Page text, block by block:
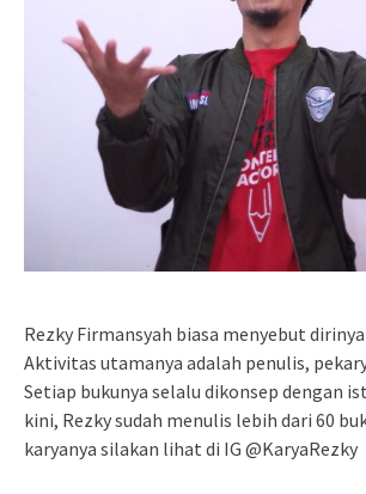
Rezky Firmansyah biasa menyebut
Aktivitas utamanya adalah penulis,
Setiap bukunya selalu dikonsep dengan
kini, Rezky sudah menulis lebih dari 60
karyanya silakan lihat di IG @KaryaRezky